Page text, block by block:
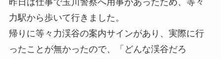
力駅から歩いて行きました。
帰りに等々力渓谷の案内サインがあり、実際に行
ったことが無かったので、「どんな渓谷だろ